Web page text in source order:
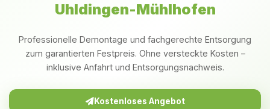
Uhldingen-Mühlhofen
Professionelle Demontage und fachgerechte Entsorgung
zum garantierten Festpreis. Ohne versteckte Kosten –
inklusive Anfahrt und Entsorgungsnachweis.
Kostenloses Angebot